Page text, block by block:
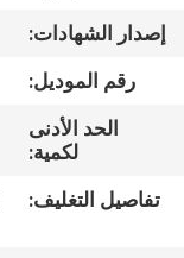
جولة
المعمل
مراقبة
إصدار الشهادات:
رقم الموديل:
الحد الأدنى
لكمية:
تفاصيل التغليف: